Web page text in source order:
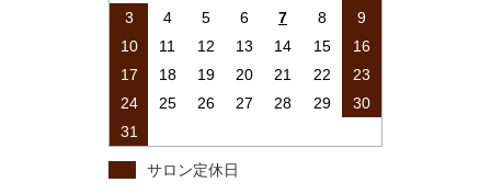
3
4 5 6 7 8
9
10
11 12 13 14 15
16
17
18 19 20 21 22
23
24
25 26 27 28 29
30
31
サロン定休日